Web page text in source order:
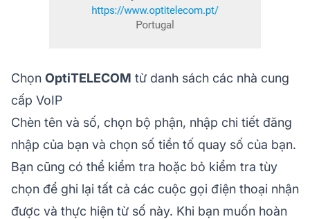
Chọn OptiTELECOM từ danh sách các nhà cung
cấp VoIP
Chèn tên và số, chọn bộ phận, nhập chi tiết đăng
nhập của bạn và chọn số tiền tố quay số của bạn.
Bạn cũng có thể kiểm tra hoặc bỏ kiểm tra tùy
chọn để ghi lại tất cả các cuộc gọi điện thoại nhận
được và thực hiện từ số này. Khi bạn muốn hoàn